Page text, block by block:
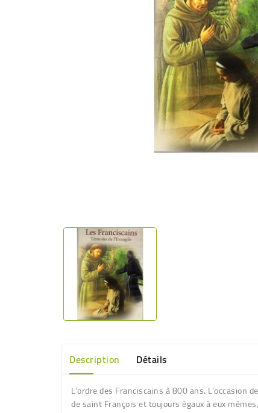
Description Détails
L'ordre des Franciscains à 800 ans. L'occasion
de saint François et toujours égaux à eux